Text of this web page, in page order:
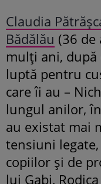
Claudia
Bădălău (36
mulți ani,
luptă pentru
care îi au –
lungul anilor,
au existat mai
tensiuni
copiilor și de
lui Gabi,